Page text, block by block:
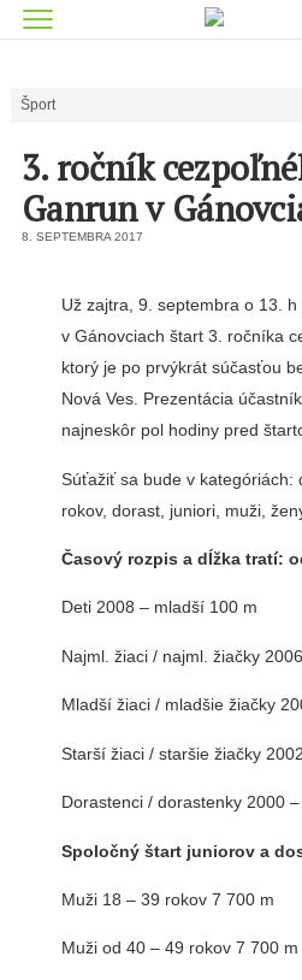
Šport
3. ročník
Ganrun v
8. SEPTEMBRA 2017
Už zajtra, 9. septembra o 13.
v Gánovciach štart 3. ročníka
ktorý je po prvýkrát súčasťou
Nová Ves. Prezentácia
najneskôr pol hodiny pred
Súťažiť sa bude v kategóriách:
rokov, dorast, juniori, muži,
Časový rozpis a dĺžka tratí:
Deti 2008 – mladší 100 m
Najml. žiaci / najml. žiačky
Mladší žiaci / mladšie žiačky
Starší žiaci / staršie žiačky
Dorastenci / dorastenky 2000
Spoločný štart juniorov a
Muži 18 – 39 rokov 7 700 m
Muži od 40 – 49 rokov 7 700 m